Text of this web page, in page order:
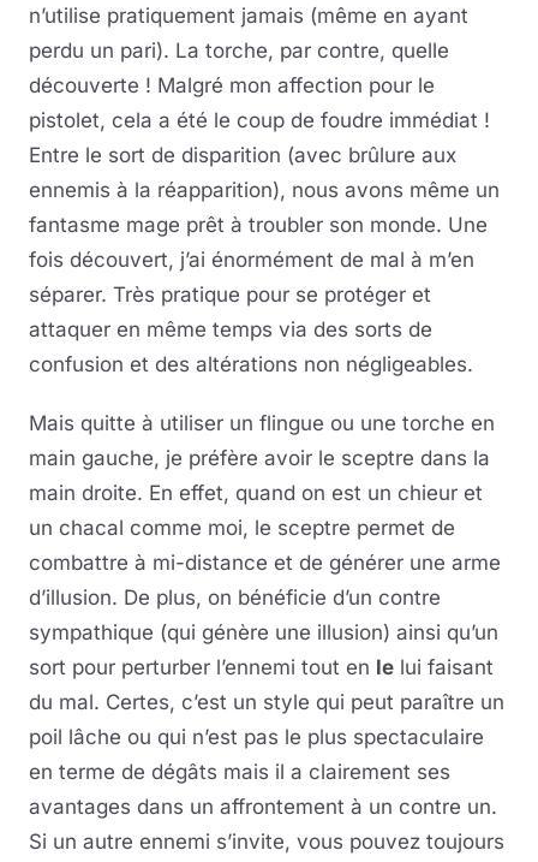
n’utilise pratiquement jamais (même en ayant
perdu un pari). La torche, par contre, quelle
découverte ! Malgré mon affection pour le
pistolet, cela a été le coup de foudre immédiat !
Entre le sort de disparition (avec brûlure aux
ennemis à la réapparition), nous avons même un
fantasme mage prêt à troubler son monde. Une
fois découvert, j’ai énormément de mal à m’en
séparer. Très pratique pour se protéger et
attaquer en même temps via des sorts de
confusion et des altérations non négligeables.
Mais quitte à utiliser un flingue ou une torche en
main gauche, je préfère avoir le sceptre dans la
main droite. En effet, quand on est un chieur et
un chacal comme moi, le sceptre permet de
combattre à mi-distance et de générer une arme
d’illusion. De plus, on bénéficie d’un contre
sympathique (qui génère une illusion) ainsi qu’un
sort pour perturber l’ennemi tout en le lui faisant
du mal. Certes, c’est un style qui peut paraître un
poil lâche ou qui n’est pas le plus spectaculaire
en terme de dégâts mais il a clairement ses
avantages dans un affrontement à un contre un.
Si un autre ennemi s’invite, vous pouvez toujours